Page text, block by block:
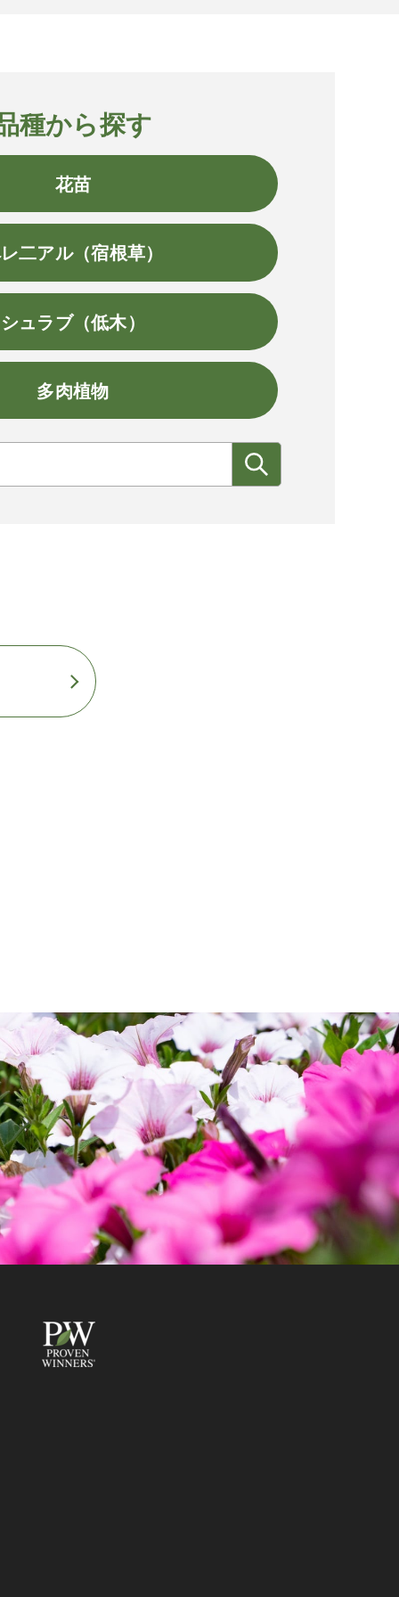
種から探す
花苗
二アル（宿根草）
シュラブ（低木）
多肉植物